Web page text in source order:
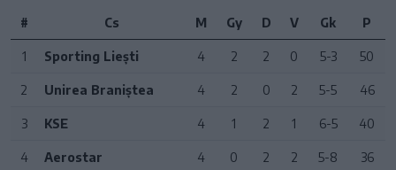
# Cs M Gy D V Gk P
1 Sporting Liești 4 2 2 0 5-3 50
2 Unirea Braniștea 4 2 0 2 5-5 46
3 KSE 4 1 2 1 6-5 40
4 Aerostar 4 0 2 2 5-8 36